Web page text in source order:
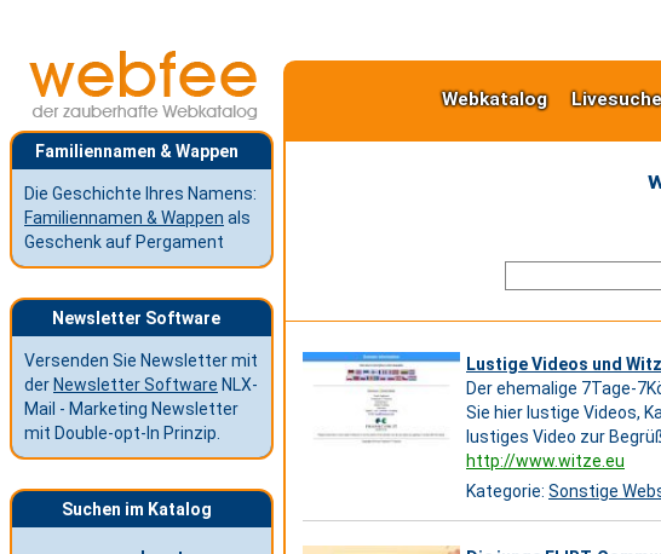
Familiennamen & Wappen
Die Geschichte Ihres Namens:
Familiennamen & Wappen als
Geschenk auf Pergament
Newsletter Software
Versenden Sie Newsletter mit
der Newsletter Software NLX-
Mail - Marketing Newsletter
mit Double-opt-In Prinzip.
Suchen im Katalog
Webkatalog Livesuche
Lustige Videos und
Der ehemalige 7Tage-
Sie hier lustige Videos,
lustiges Video zur
http://www.witze.eu
Kategorie: Sonstige